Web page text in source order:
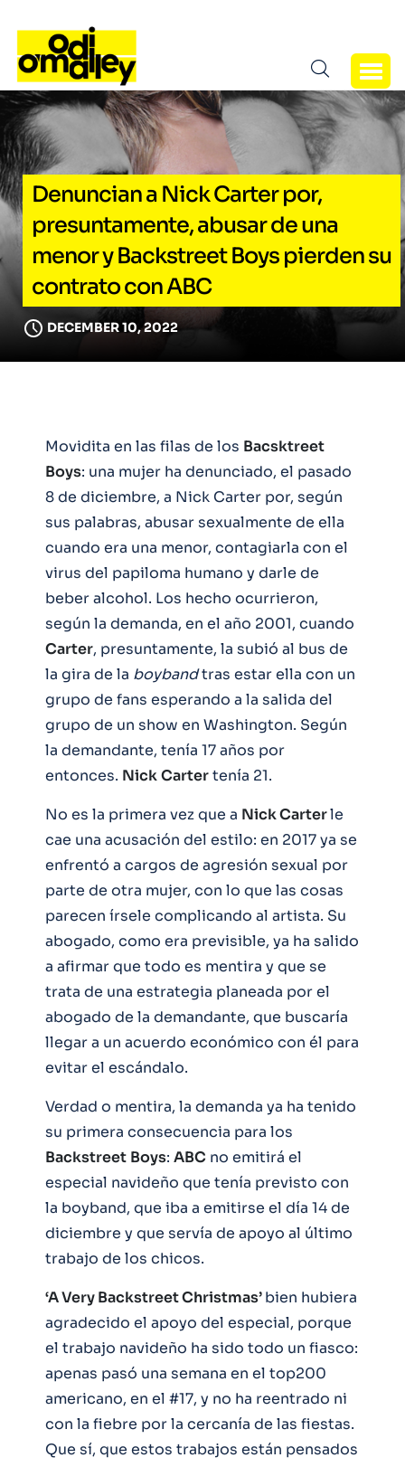
Denuncian a Nick Carter por,
presuntamente, abusar de una
menor y Backstreet Boys pierden su
contrato con ABC
DECEMBER 10, 2022
Movidita en las filas de los Bacsktreet
Boys: una mujer ha denunciado, el pasado
8 de diciembre, a Nick Carter por, según
sus palabras, abusar sexualmente de ella
cuando era una menor, contagiarla con el
virus del papiloma humano y darle de
beber alcohol. Los hecho ocurrieron,
según la demanda, en el año 2001, cuando
Carter, presuntamente, la subió al bus de
la gira de la boybandtras estar ella con un
grupo de fans esperando a la salida del
grupo de un show en Washington. Según
la demandante, tenía 17 años por
entonces. NickCartertenía 21.
No es la primera vez que a Nick Carterle
cae una acusación del estilo: en 2017 ya se
enfrentó a cargos de agresión sexual por
parte de otra mujer, con lo que las cosas
parecen írsele complicando al artista. Su
abogado, como era previsible, ya ha salido
a afirmar que todo es mentira y que se
trata de una estrategia planeada por el
abogado de la demandante, que buscaría
llegar a un acuerdo económico con él para
evitar el escándalo.
Verdad o mentira, la demanda ya ha tenido
su primera consecuencia para los
Backstreet Boys: ABC no emitirá el
especial navideño que tenía previsto con
la boyband, que iba a emitirse el día 14 de
diciembre y que servía de apoyo al último
trabajo de los chicos.
‘A Very Backstreet Christmas’bien hubiera
agradecido el apoyo del especial, porque
el trabajo navideño ha sido todo un fiasco:
apenas pasó una semana en el top200
americano, en el #17, y no ha reentrado ni
con la fiebre por la cercanía de las fiestas.
Que sí, que estos trabajos están pensados